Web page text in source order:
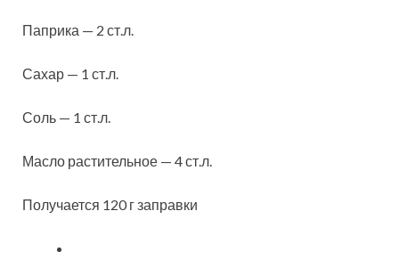
Паприка — 2 ст.л.
Сахар — 1 ст.л.
Соль — 1 ст.л.
Масло растительное — 4 ст.л.
Получается 120 г заправки